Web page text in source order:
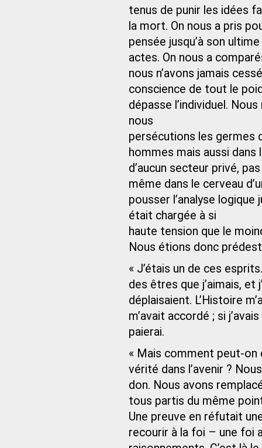
tenus de punir les idées
la mort. On nous a pris
pensée jusqu’à son
actes. On nous a
nous n’avons jamais
conscience de tout le
dépasse l’individuel.
nous
persécutions les germes
hommes mais aussi dans
d’aucun secteur privé, pas
même dans le cerveau
pousser l’analyse
était chargée à si
haute tension que le
Nous étions donc
« J’étais un de ces
des êtres que j’aimais, et
déplaisaient. L’Histoire
m’avait accordé ; si
paierai.
« Mais comment peut-on
vérité dans l’avenir ?
don. Nous avons
tous partis du même
Une preuve en réfutait
recourir à la foi – une foi